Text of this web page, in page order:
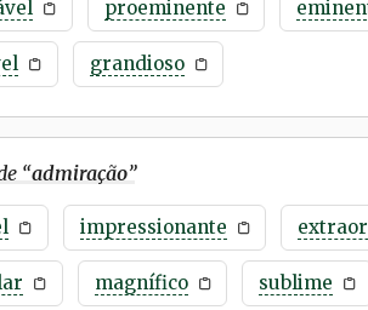
proeminente
grandioso
“admiração”
impressionante
magnífico sublime